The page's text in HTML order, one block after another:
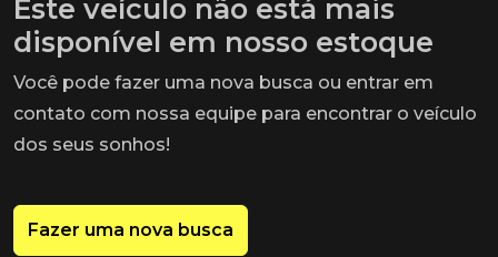
Este veículo não está mais
disponível em nosso estoque
Você pode fazer uma nova busca ou entrar em
contato com nossa equipe para encontrar o veículo
dos seus sonhos!
Fazer uma nova busca